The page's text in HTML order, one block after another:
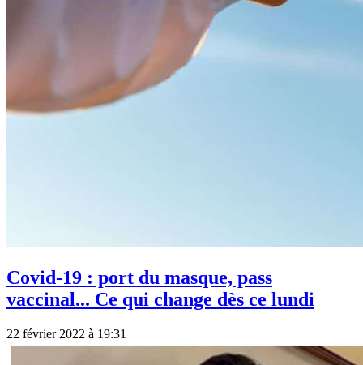
Covid-19 : port du masque, pass
vaccinal... Ce qui change dès ce lundi
22 février 2022 à 19:31